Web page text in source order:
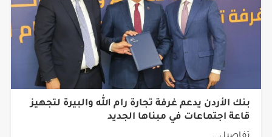
بنك الأردن يدعم غرفة تجارة رام الله والبيرة لتجهيز
قاعة اجتماعات في مبناها الجديد